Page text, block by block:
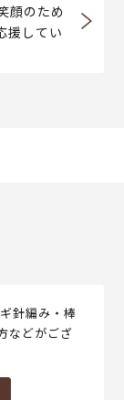
顔のため
援してい
針編み・棒
などがござ